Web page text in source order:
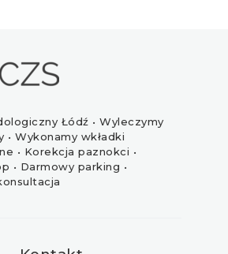
Łódź • Wyleczymy
• Wykonamy wkładki
• Korekcja paznokci •
• Darmowy parking •